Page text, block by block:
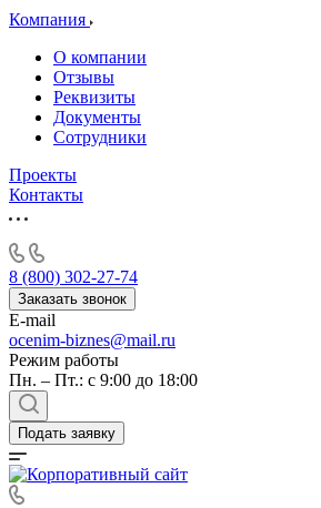
Компания
О компании
Отзывы
Реквизиты
Документы
Сотрудники
Проекты
Контакты
8 (800) 302-27-74
Заказать звонок
E-mail
ocenim-biznes@mail.ru
Режим работы
Пн. – Пт.: с 9:00 до 18:00
Подать заявку